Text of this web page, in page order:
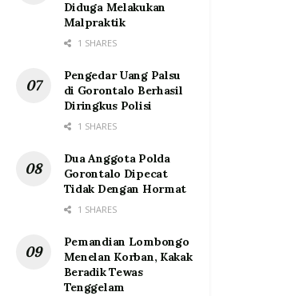
Diduga Melakukan
Malpraktik
1 SHARES
Pengedar Uang Palsu
di Gorontalo Berhasil
Diringkus Polisi
1 SHARES
Dua Anggota Polda
Gorontalo Dipecat
Tidak Dengan Hormat
1 SHARES
Pemandian Lombongo
Menelan Korban, Kakak
Beradik Tewas
Tenggelam